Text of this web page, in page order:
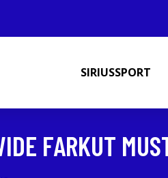
SIRIUSSPORT
FARKUT